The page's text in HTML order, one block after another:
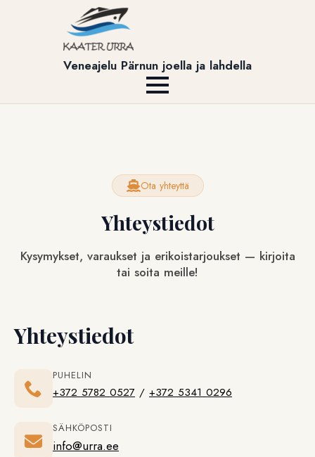
Veneajelu Pärnun joella ja lahdella
Ota yhteyttä
Yhteystiedot
Kysymykset, varaukset ja erikoistarjoukset — kirjoita
tai soita meille!
Yhteystiedot
PUHELIN
+372 5782 0527 / +372 5341 0296
SÄHKÖPOSTI
info@urra.ee